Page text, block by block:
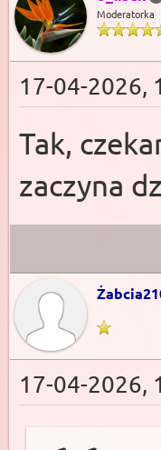
Moderatorka
17-04-2026,
Tak,
zaczyna
17-04-2026,